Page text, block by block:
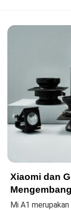
Xiaomi dan
Mi A1